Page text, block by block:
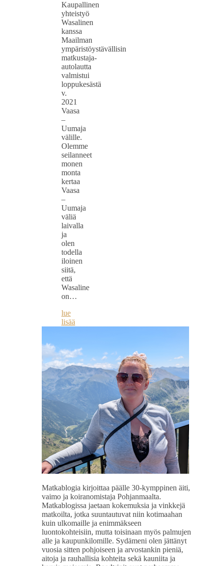
Kaupallinen
yhteistyö
Wasalinen
kanssa
Maailman
ympäristöystävällisin
matkustaja-
autolautta
valmistui
loppukesästä
v.
2021
Vaasa
–
Uumaja
välille.
Olemme
seilanneet
monen
monta
kertaa
Vaasa
–
Uumaja
väliä
laivalla
ja
olen
todella
iloinen
siitä,
että
Wasaline
on…
lue
lisää
Matkablogia kirjoittaa päälle 30-kymppinen äiti,
vaimo ja koiranomistaja Pohjanmaalta.
Matkablogissa jaetaan kokemuksia ja vinkkejä
matkoilta, jotka suuntautuvat niin kotimaahan
kuin ulkomaille ja enimmäkseen
luontokohteisiin, mutta toisinaan myös palmujen
alle ja kaupunkilomille. Sydämeni olen jättänyt
vuosia sitten pohjoiseen ja arvostankin pieniä,
aitoja ja rauhallisia kohteita sekä kauniita ja